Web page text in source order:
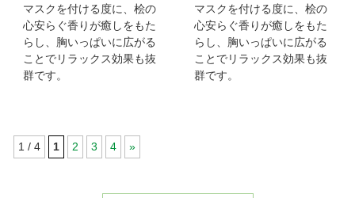
マスクを付ける度に、桧の
心安らぐ香りが癒しをもた
らし、胸いっぱいに広がる
ことでリラックス効果も抜
群です。
マスクを付ける度に、桧の
心安らぐ香りが癒しをもた
らし、胸いっぱいに広がる
ことでリラックス効果も抜
群です。
1 / 4 1 2 3 4
»